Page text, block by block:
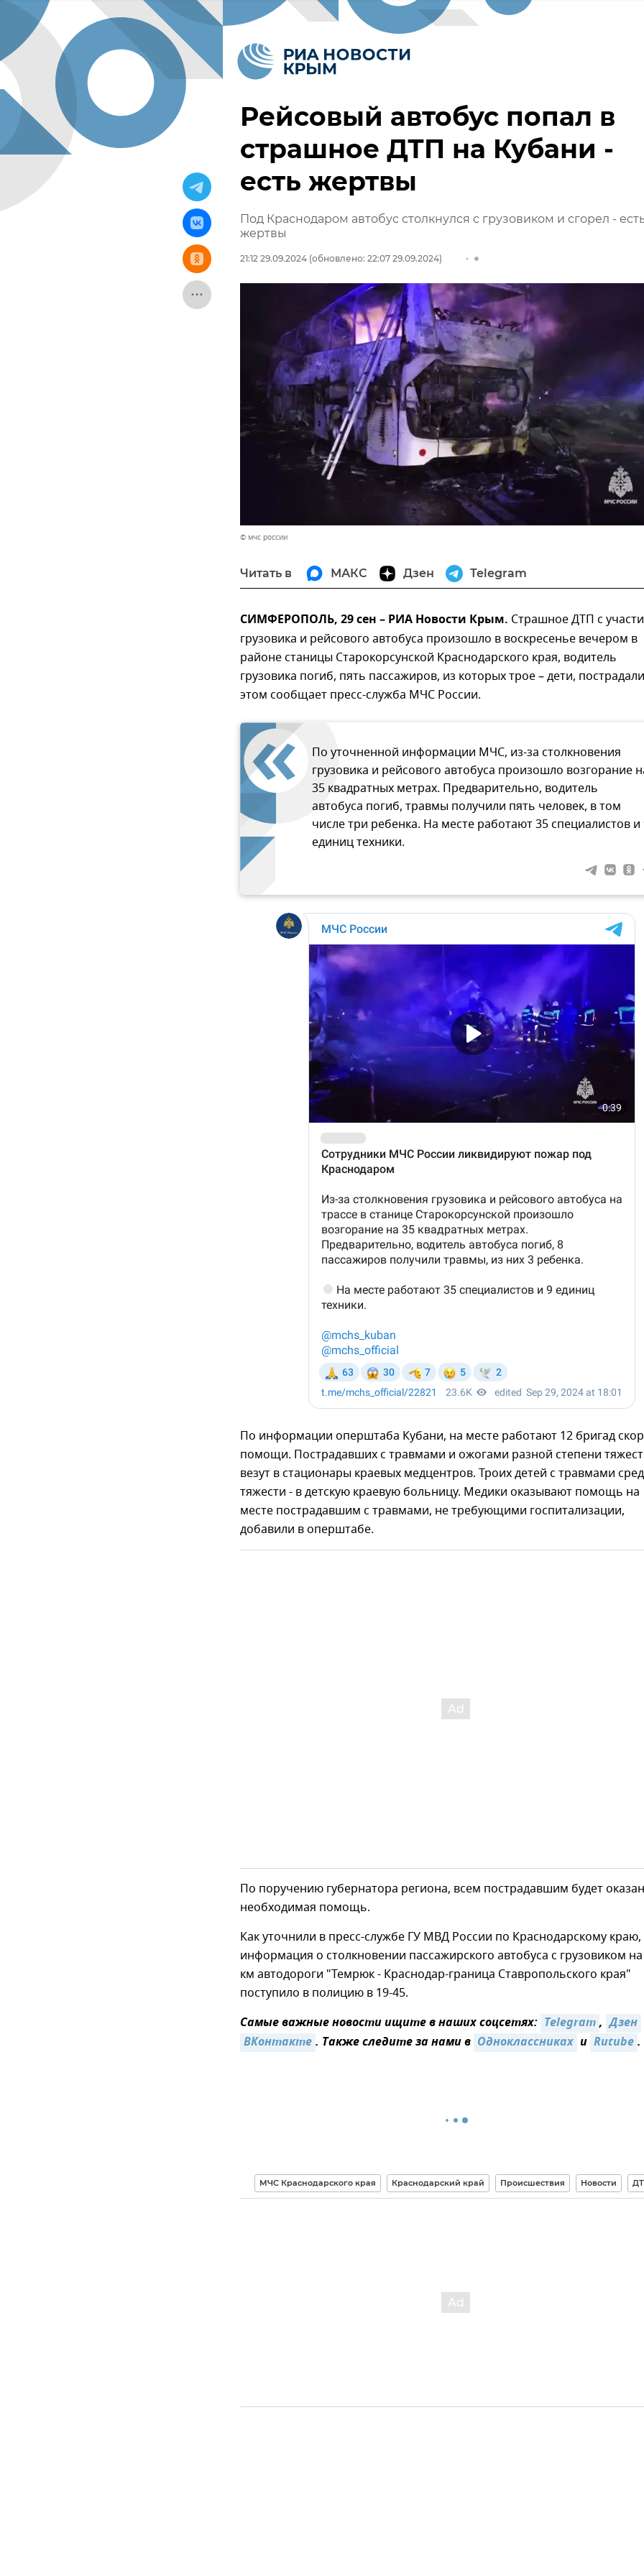
Рейсовый автобус попал в
страшное ДТП на Кубани -
есть жертвы
Под Краснодаром автобус столкнулся с грузовиком и сгорел -
жертвы
21:12 29.09.2024 (обновлено: 22:07 29.09.2024)
© мчс россии
Читать в МАКС Дзен Telegram
СИМФЕРОПОЛЬ, 29 сен – РИА Новости Крым. Страшное ДТП с
грузовика и рейсового автобуса произошло в воскресенье вечером в
районе станицы Старокорсунской Краснодарского края, водитель
грузовика погиб, пять пассажиров, из которых трое – дети,
этом сообщает пресс-служба МЧС России.
По уточненной информации МЧС, из-за столкновения
грузовика и рейсового автобуса произошло возгорание
35 квадратных метрах. Предварительно, водитель
автобуса погиб, травмы получили пять человек, в том
числе три ребенка. На месте работают 35 специалистов и
единиц техники.
По информации оперштаба Кубани, на месте работают 12 бригад
помощи. Пострадавших с травмами и ожогами разной степени
везут в стационары краевых медцентров. Троих детей с травмами
тяжести - в детскую краевую больницу. Медики оказывают помощь на
месте пострадавшим с травмами, не требующими госпитализации,
добавили в оперштабе.
По поручению губернатора региона, всем пострадавшим будет
необходимая помощь.
Как уточнили в пресс-службе ГУ МВД России по Краснодарскому краю,
информация о столкновении пассажирского автобуса с грузовиком
км автодороги "Темрюк - Краснодар-граница Ставропольского края"
поступило в полицию в 19-45.
Самые важные новости ищите в наших соцсетях: Telegram, Дзен
ВКонтакте. Также следите за нами в Одноклассниках и Rutube.
МЧС Краснодарского края Краснодарский край Происшествия Новости